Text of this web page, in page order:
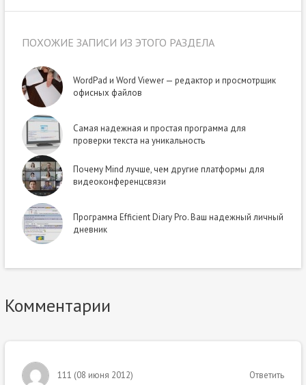
ПОХОЖИЕ ЗАПИСИ ИЗ ЭТОГО РАЗДЕЛА
WordPad и Word Viewer — редактор и просмотрщик
офисных файлов
Самая надежная и простая программа для
проверки текста на уникальность
Почему Mind лучше, чем другие платформы для
видеоконференцсвязи
Программа Efficient Diary Pro. Ваш надежный личный
дневник
Комментарии
111 (08 июня 2012) Ответить